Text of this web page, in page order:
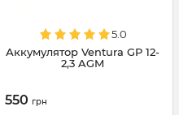
5.0
Аккумулятор Ventura GP 12-
2,3 AGM
550 грн